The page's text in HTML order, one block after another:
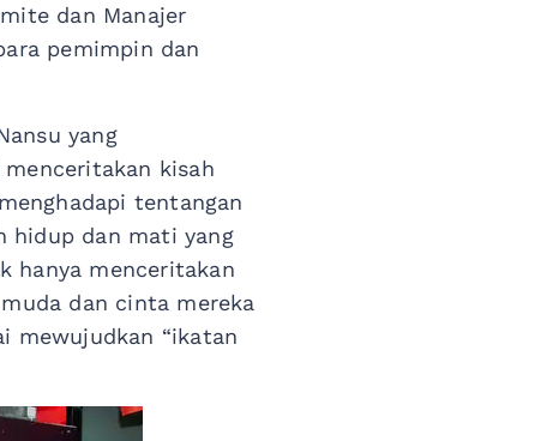
dan Manajer
pemimpin dan
yang
kisah
tentangan
hidup dan mati yang
hanya menceritakan
dan cinta mereka
mewujudkan “ikatan